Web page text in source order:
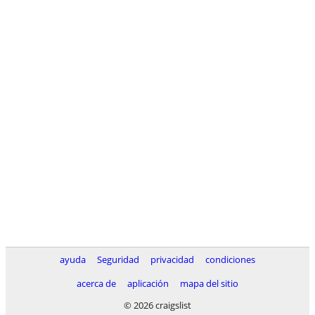
ayuda Seguridad privacidad
condiciones
acerca de
aplicación
mapa del sitio
© 2026 craigslist